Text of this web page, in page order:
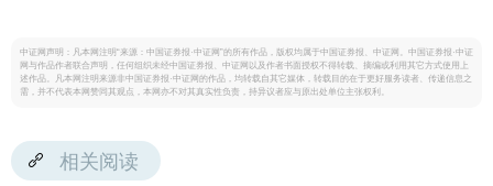
中证网声明：凡本网注明“来源：中国证券报·中证网”的所有作品，版权均属于中国证券报、中证网。中国证券报·中证
网与作品作者联合声明，任何组织未经中国证券报、中证网以及作者书面授权不得转载、摘编或利用其它方式使用上
述作品。凡本网注明来源非中国证券报·中证网的作品，均转载自其它媒体，转载目的在于更好服务读者、传递信息之
需，并不代表本网赞同其观点，本网亦不对其真实性负责，持异议者应与原出处单位主张权利。
相关阅读